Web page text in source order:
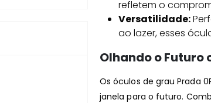
refletem o
Versatilidade:
ao lazer, esses
Olhando o Futuro
Os óculos de grau Prada
janela para o futuro.